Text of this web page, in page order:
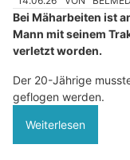
Bei Mäharbeiten ist
Mann mit seinem
verletzt worden.
Der 20-Jährige
geflogen werden.
Weiterlesen